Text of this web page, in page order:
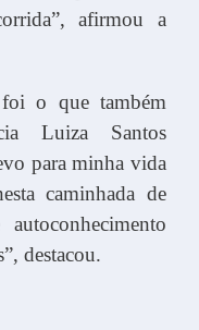
afirmou a
o que também
Luiza Santos
para minha vida
caminhada de
destacou.